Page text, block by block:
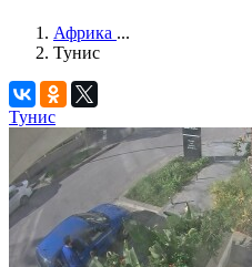
Африка ...
Тунис
Тунис